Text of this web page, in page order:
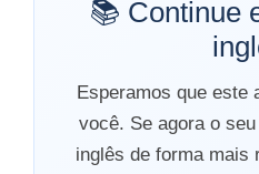
📚 Continue
Esperamos que este
você. Se agora o
inglês de forma mais